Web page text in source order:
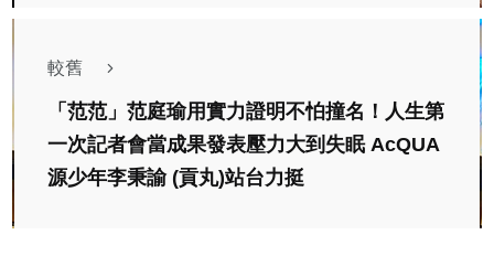
較舊
「范范」范庭瑜用實力證明不怕撞名！人生第
一次記者會當成果發表壓力大到失眠 AcQUA
源少年李秉諭 (貢丸)站台力挺